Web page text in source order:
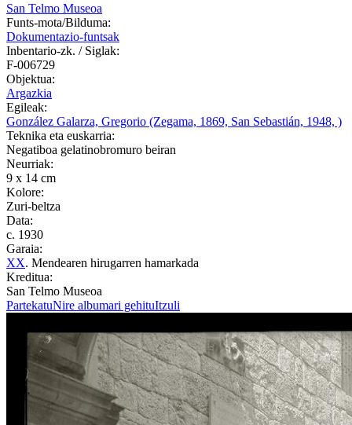
San Telmo Museoa
Funts-mota/Bilduma:
Dokumentazio-funtsak
Inbentario-zk. / Siglak:
F-006729
Objektua:
Argazkia
Egileak:
González Galarza, Gregorio (Zegama, 1869, San Sebastián, 1948, )
Teknika eta euskarria:
Negatiboa gelatinobromuro beiran
Neurriak:
9 x 14 cm
Kolore:
Zuri-beltza
Data:
c. 1930
Garaia:
XX. Mendearen hirugarren hamarkada
Kreditua:
San Telmo Museoa
PartekatuNire albumari gehituItzuli